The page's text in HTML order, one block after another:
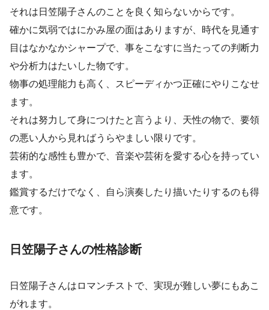
それは日笠陽子さんのことを良く知らないからです。
確かに気弱ではにかみ屋の面はありますが、時代を見通す
目はなかなかシャープで、事をこなすに当たっての判断力
や分析力はたいした物です。
物事の処理能力も高く、スピーディかつ正確にやりこなせ
ます。
それは努力して身につけたと言うより、天性の物で、要領
の悪い人から見ればうらやましい限りです。
芸術的な感性も豊かで、音楽や芸術を愛する心を持ってい
ます。
鑑賞するだけでなく、自ら演奏したり描いたりするのも得
意です。
日笠陽子さんの性格診断
日笠陽子さんはロマンチストで、実現が難しい夢にもあこ
がれます。